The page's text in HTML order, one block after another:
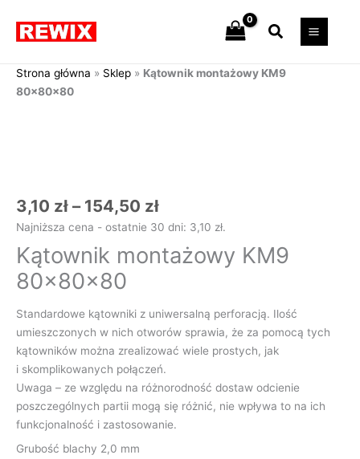
treści
Szukaj
Strona główna » Sklep » Kątownik montażowy KM9
80x80x80
3,10 zł – 154,50 zł154,50 zł
Najniższa cena - ostatnie 30 dni: 3,10 zł.
Kątownik montażowy KM9
80x80x80
Standardowe kątowniki z uniwersalną perforacją. Ilość
umieszczonych w nich otworów sprawia, że za pomocą tych
kątowników można zrealizować wiele prostych, jak
i skomplikowanych połączeń.
Uwaga – ze względu na różnorodność dostaw odcienie
poszczególnych partii mogą się różnić, nie wpływa to na ich
funkcjonalność i zastosowanie.
Grubość blachy 2,0 mm